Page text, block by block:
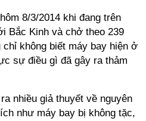
8/3/2014 khi đang trên
Bắc Kinh và chở theo 239
không biết máy bay hiện ở
sự điều gì đã gây ra thảm
nhiều giả thuyết về nguyên
như máy bay bị không tặc,